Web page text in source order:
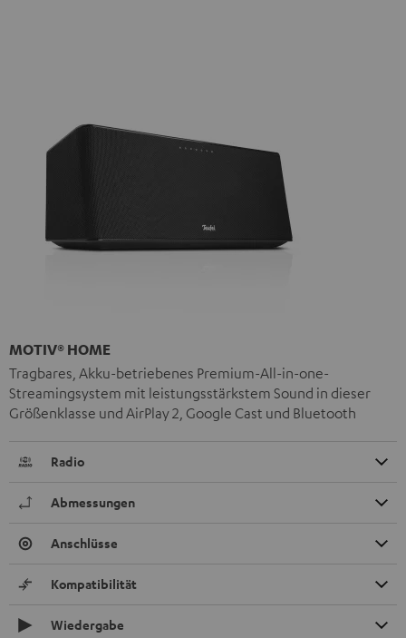
MOTIV® HOME
Tragbares, Akku-betriebenes Premium-All-in-one-
Streamingsystem mit leistungsstärkstem Sound in dieser
Größenklasse und AirPlay 2, Google Cast und Bluetooth
Radio
Abmessungen
Anschlüsse
Kompatibilität
Wiedergabe